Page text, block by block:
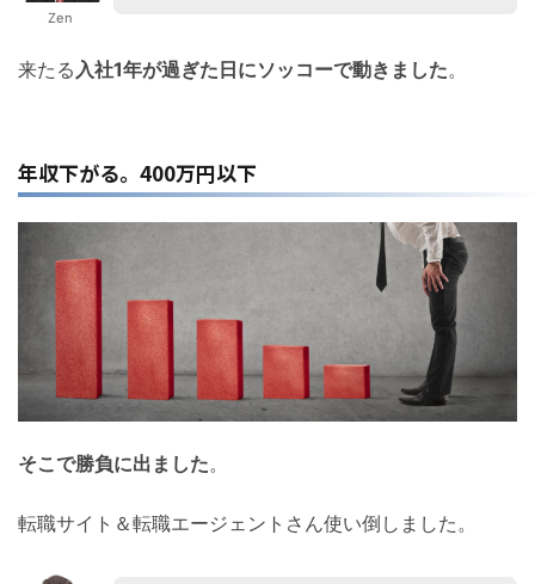
Zen
来たる 入社1年が過ぎた日にソッコーで動きました。
年収下がる。400万円以下
そこで勝負に出ました。
転職サイト＆転職エージェントさん使い倒しました。